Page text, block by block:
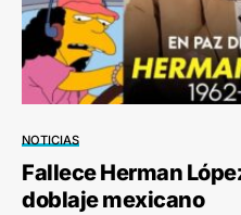
NOTICIAS
Fallece Herman
doblaje mexicano